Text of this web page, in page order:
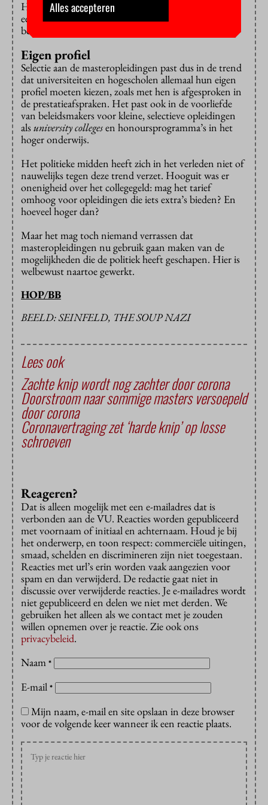
Het onderwijs was te gelijkvorming. Er moest minder
eenheidsworst komen. Alles om de zesjescultuur te
bestrijden.
Eigen profiel
Selectie aan de masteropleidingen past dus in de trend
dat universiteiten en hogescholen allemaal hun eigen
profiel moeten kiezen, zoals met hen is afgesproken in
de prestatieafspraken. Het past ook in de voorliefde
van beleidsmakers voor kleine, selectieve opleidingen
alsuniversity collegesen honoursprogramma’s in het
hoger onderwijs.
Het politieke midden heeft zich in het verleden niet of
nauwelijks tegen deze trend verzet. Hooguit was er
onenigheid over het collegegeld: mag het tarief
omhoog voor opleidingen die iets extra’s bieden? En
hoeveel hoger dan?
Maar het mag toch niemand verrassen dat
masteropleidingen nu gebruik gaan maken van de
mogelijkheden die de politiek heeft geschapen. Hier is
welbewust naartoe gewerkt.
HOP/BB
BEELD: SEINFELD, THE SOUP NAZI
Lees ook
Zachte knip wordt nog zachter door corona
Doorstroom naar sommige masters versoepeld
door corona
Coronavertraging zet ‘harde knip’ op losse
schroeven
Reageren?
Dat is alleen mogelijk met een e-mailadres dat is
verbonden aan de VU. Reacties worden gepubliceerd
met voornaam of initiaal en achternaam. Houd je bij
het onderwerp, en toon respect: commerciële uitingen,
smaad, schelden en discrimineren zijn niet toegestaan.
Reacties met url’s erin worden vaak aangezien voor
spam en dan verwijderd. De redactie gaat niet in
discussie over verwijderde reacties. Je e-mailadres wordt
niet gepubliceerd en delen we niet met derden. We
gebruiken het alleen als we contact met je zouden
willen opnemen over je reactie. Zie ook ons
privacybeleid.
Naam *
E-mail *
Mijn naam, e-mail en site opslaan in deze browser
voor de volgende keer wanneer ik een reactie plaats.
Alles accepteren